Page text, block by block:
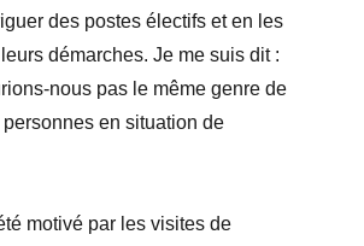
des postes électifs et en les
démarches. Je me suis dit :
nous pas le même genre de
en situation de
motivé par les visites de